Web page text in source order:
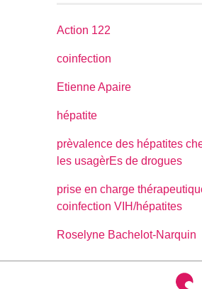
Action 122
coinfection
Etienne Apaire
hépatite
prèvalence des hépatites
les usagèrEs de drogues
prise en charge
coinfection VIH/hépatites
Roselyne Bachelot-Narquin